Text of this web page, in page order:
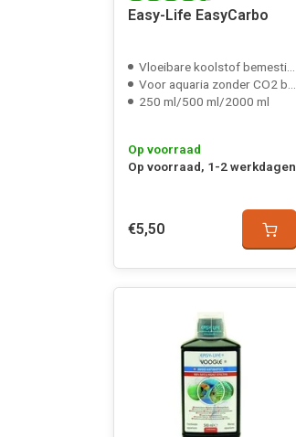
Easy-Life EasyCarbo
Vloeibare koolstof bemesting
Voor aquaria zonder CO2 bemesting
250 ml/500 ml/2000 ml
Op voorraad
Op voorraad, 1-2 werkdagen
€5,50